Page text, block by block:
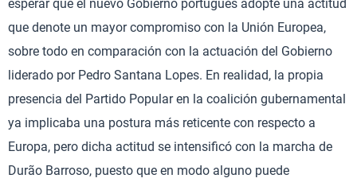
esperar que el nuevo Gobierno portugués adopte una actitud
que denote un mayor compromiso con la Unión Europea,
sobre todo en comparación con la actuación del Gobierno
liderado por Pedro Santana Lopes. En realidad, la propia
presencia del Partido Popular en la coalición gubernamental
ya implicaba una postura más reticente con respecto a
Europa, pero dicha actitud se intensificó con la marcha de
Durão Barroso, puesto que en modo alguno puede